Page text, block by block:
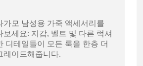
가모 남성용 가죽 액세서리를
보세요: 지갑, 벨트 및 다른 럭셔
디테일들이 모든 룩을 한층 더
레이드해줍니다.